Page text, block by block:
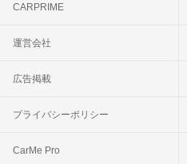
CARPRIME
運営会社
広告掲載
プライバシーポリシー
CarMe Pro